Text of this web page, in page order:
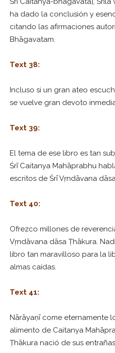
ha dado la conclusión y
citando las afirmaciones
Bhāgavatam.
Text 38:
Incluso si un gran ateo
se vuelve gran devoto
Text 39:
El tema de ese libro es tan
Śrī Caitanya Mahāprabhu
escritos de Śrī Vṛndāvana
Text 40:
Ofrezco millones de
Vṛndāvana dāsa Ṭhākura.
libro tan maravilloso para la
almas caídas.
Text 41:
Nārāyaṇī come eternamente
alimento de Caitanya
Ṭhākura nació de sus